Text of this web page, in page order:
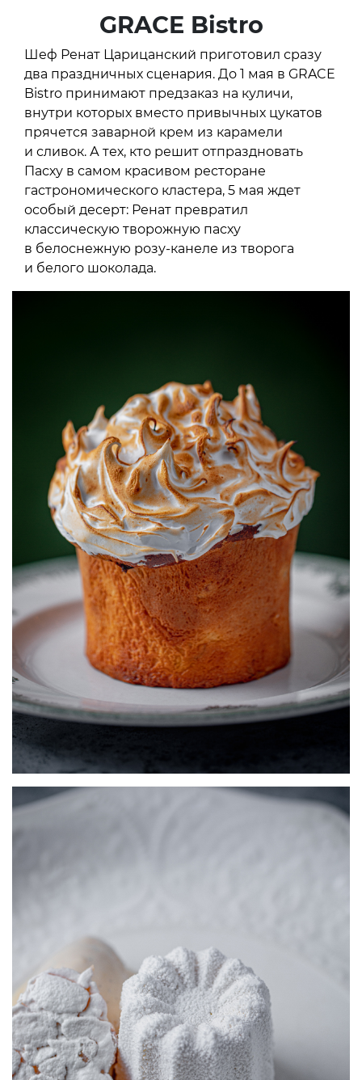
GRACE Bistro
Шеф Ренат Царицанский приготовил сразу
два праздничных сценария. До 1 мая в GRACE
Bistro принимают предзаказ на куличи,
внутри которых вместо привычных цукатов
прячется заварной крем из карамели
и сливок. А тех, кто решит отпраздновать
Пасху в самом красивом ресторане
гастрономического кластера, 5 мая ждет
особый десерт: Ренат превратил
классическую творожную пасху
в белоснежную розу-канеле из творога
и белого шоколада.